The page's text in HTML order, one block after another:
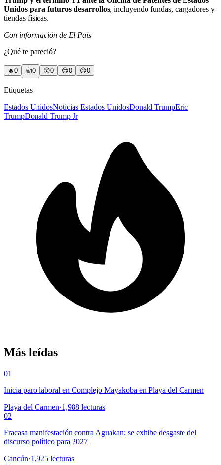
Unidos para futuros desarrollos, incluyendo fundas, cargadores y
tiendas físicas.
Con información de El País
¿Qué te pareció?
🔥0 👍0 😲0 😢0 😠0
Etiquetas
Estados UnidosNoticias Estados UnidosDonald TrumpEric
TrumpDonald Trump Jr
Más leídas
01
Inicia paro laboral en Complejo Mayakoba en Playa del Carmen
Playa del Carmen·1,988 lecturas
02
Fracasa manifestación contra Aguakan; se exhibe desgaste del
discurso político para 2027
Cancún·1,925 lecturas